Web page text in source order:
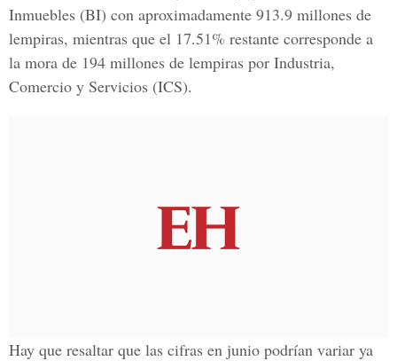
Inmuebles (BI) con aproximadamente 913.9 millones de
lempiras, mientras que el 17.51% restante corresponde a
la mora de 194 millones de lempiras por Industria,
Comercio y Servicios (ICS).
Hay que resaltar que las cifras en junio podrían variar ya